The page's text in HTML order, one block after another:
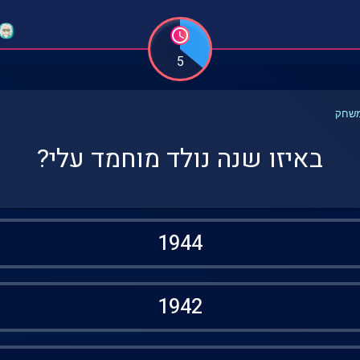
5
באיזו שנה נולד מוחמד עלי?
1944
1942